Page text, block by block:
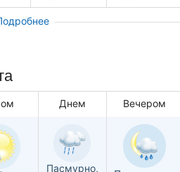
Днем Вечером
Пасмурно,